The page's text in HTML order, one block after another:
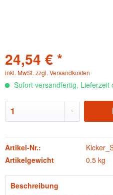
24,54 € *
inkl. MwSt. zzgl. Versandkosten
Sofort versandfertig, Lieferzeit
Artikel-Nr.:
Artikelgewicht
0.5 kg
Beschreibung